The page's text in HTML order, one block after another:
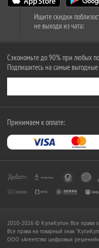
Ищите скидки
не выходя из чата:
Сэкономьте до 90% при любых
Подпишитесь на самые
Принимаем к оплате:
2010-2026 © КупиКупон. Все права
Все права на товарный знак
OOO «Агентство цифровых